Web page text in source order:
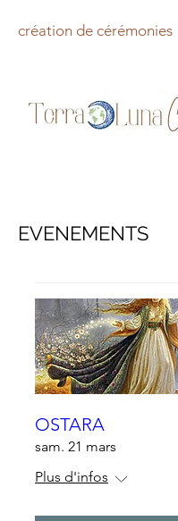
création de
EVENEMENTS
OSTARA
sam. 21 mars
Plus d'infos